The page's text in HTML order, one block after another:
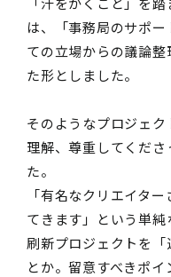
は、「事務局のサポ
ての立場からの議論
た形としました。
そのようなプロジェ
理解、尊重してくだ
た。
「有名なクリエイタ
てきます」という単
刷新プロジェクトを
とか。留意すべきポ